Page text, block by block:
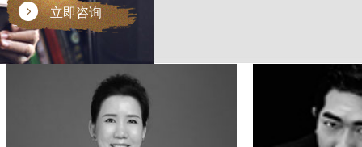
计、美容护肤中心设计、美容连锁机构设计。
立即咨询